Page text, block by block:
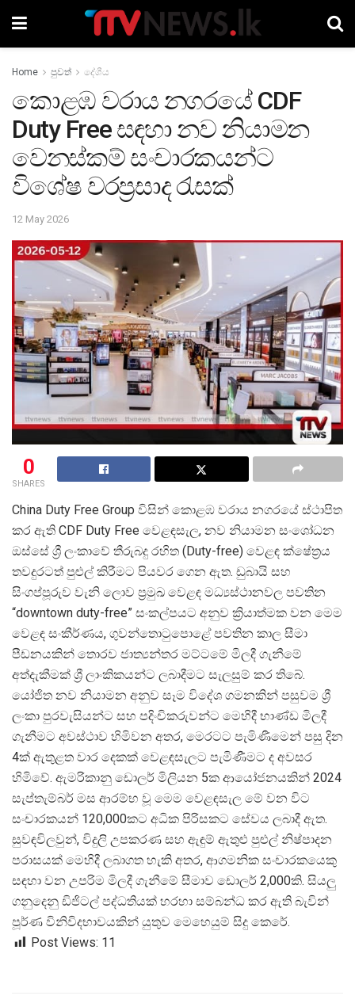
Home පුවත් දේශීය
කොළඹ වරාය නගරයේ CDF
Duty Free සඳහා නව නියාමන
වෙනස්කම් සංචාරකයන්ට
විශේෂ වරප්‍රසාද රැසක්
12 May 2026
0
SHARES
China Duty Free Group විසින් කොළඹ වරාය නගරයේ ස්ථාපිත
කර ඇති CDF Duty Free වෙළඳසැල, නව නියාමන සංශෝධන
ඔස්සේ ශ් රී ලංකාවේ තීරුබදු රහිත (Duty-free) වෙළඳ ක්ෂේත්රය
තවදුරටත් පුළුල් කිරීමට පියවර ගෙන ඇත. ඩුබායි සහ
සිංගප්පූරුව වැනි ලොව ප්රමුඛ වෙළඳ මධ්යස්ථානවල පවතින
“downtown duty-free” සංකල්පයට අනුව ක්රියාත්මක වන මෙම
වෙළඳ සංකීර්ණය, ගුවන්තොටුපොළේ පවතින කාල සීමා
පීඩනයකින් තොරව ජාත්යන්තර මට්ටමේ මිලදී ගැනීමේ
අත්දැකීමක් ශ් රී ලාංකිකයන්ට ලබාදීමට සැලසුම් කර තිබේ.
යෝජිත නව නියාමන අනුව සෑම විදේශ ගමනකින් පසුවම ශ්
ලංකා පුරවැසියන්ට සහ පදිංචිකරුවන්ට මෙහිදී භාණ්ඩ මිලදී
ගැනීමට අවස්ථාව හිමිවන අතර, මෙරටට පැමිණීමෙන් පසු දින
4ක් ඇතුළත වාර දෙකක් වෙළඳසැලට පැමිණීමට ද අවසර
හිමිවේ. ඇමරිකානු ඩොලර් මිලියන 5ක ආයෝජනයකින් 2024
සැප්තැම්බර් මස ආරම්භ වූ මෙම වෙළඳසැල මේ වන විට
සංචාරකයන් 120,000කට අධික පිරිසකට සේවය ලබාදී ඇත.
සුවඳවිලවුන්, විදුලි උපකරණ සහ ඇඳුම් ඇතුළු පුළුල් නිෂ්පාදන
පරාසයක් මෙහිදී ලබාගත හැකි අතර, ආගමනික සංචාරකයෙකු
සඳහා වන උපරිම මිලදී ගැනීමේ සීමාව ඩොලර් 2,000කි. සියලු
ගනුදෙනු ඩිජිටල් පද්ධතියක් හරහා සම්බන්ධ කර ඇති බැවින්
පූර්ණ විනිවිදභාවයකින් යුතුව මෙහෙයුම් සිදු කෙරේ.
Post Views: 11